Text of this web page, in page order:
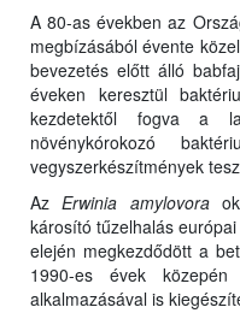
A 80-as években az
megbízásából évente
bevezetés előtt álló
éveken keresztül
kezdetektől fogva a
növénykórokozó
vegyszerkészítmények
AzErwinia amylovora
károsító tűzelhalás
elején megkezdődött a
1990-es évek közepén
alkalmazásával is